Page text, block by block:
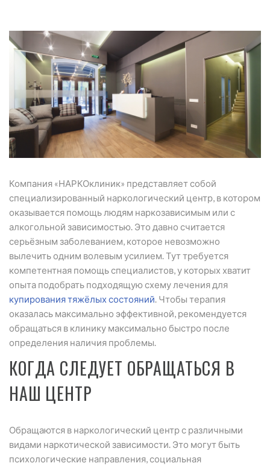
Компания «НАРКОклиник» представляет собой
специализированный наркологический центр, в котором
оказывается помощь людям наркозависимым или с
алкогольной зависимостью. Это давно считается
серьёзным заболеванием, которое невозможно
вылечить одним волевым усилием. Тут требуется
компетентная помощь специалистов, у которых хватит
опыта подобрать подходящую схему лечения для
купирования тяжёлых состояний. Чтобы терапия
оказалась максимально эффективной, рекомендуется
обращаться в клинику максимально быстро после
определения наличия проблемы.
КОГДА СЛЕДУЕТ ОБРАЩАТЬСЯ В
НАШ ЦЕНТР
Обращаются в наркологический центр с различными
видами наркотической зависимости. Это могут быть
психологические направления, социальная